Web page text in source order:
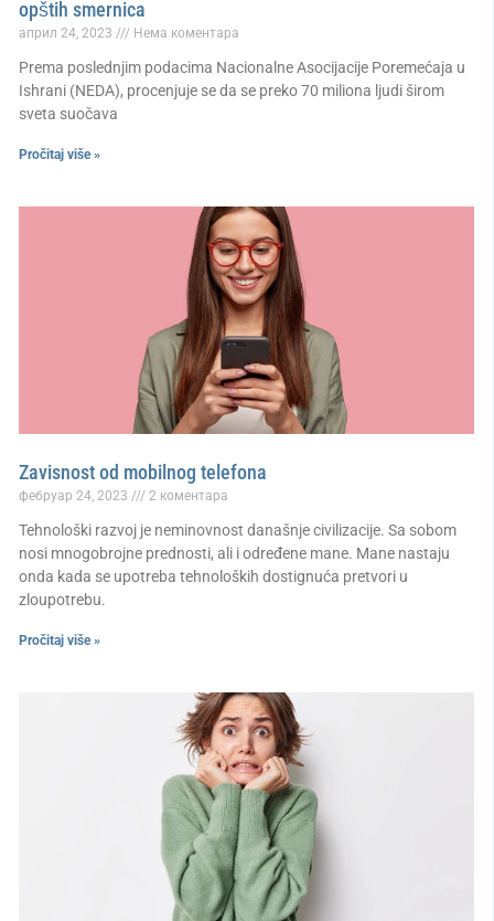
opštih smernica
април 24, 2023 Нема коментара
Prema poslednjim podacima Nacionalne Asocijacije Poremećaja u
Ishrani (NEDA), procenjuje se da se preko 70 miliona ljudi širom
sveta suočava
Pročitaj više »
Zavisnost od mobilnog telefona
фебруар 24, 2023 2 коментара
Tehnološki razvoj je neminovnost današnje civilizacije. Sa sobom
nosi mnogobrojne prednosti, ali i određene mane. Mane nastaju
onda kada se upotreba tehnoloških dostignuća pretvori u
zloupotrebu.
Pročitaj više »